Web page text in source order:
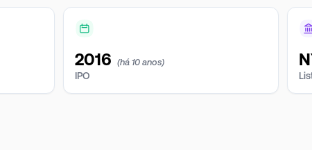
2016 (há 10 anos)
IPO